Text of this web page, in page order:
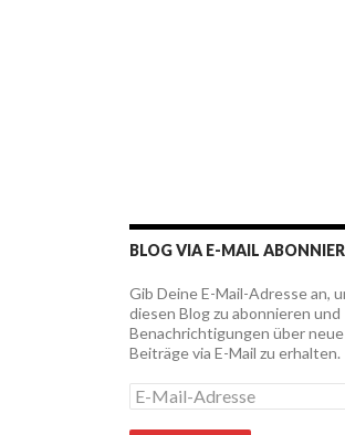
BLOG VIA E-MAIL
Gib Deine E-Mail-Adresse an,
diesen Blog zu abonnieren und
Benachrichtigungen über neue
Beiträge via E-Mail zu erhalten.
E
-